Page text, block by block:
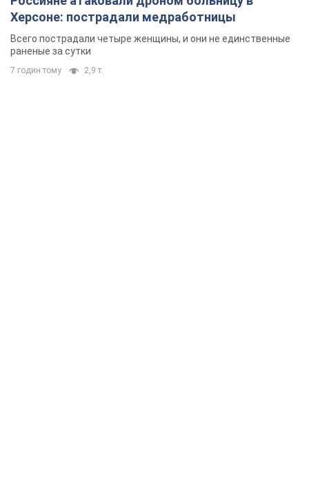
Херсоне: пострадали медработницы
Всего пострадали четыре женщины, и они не единственные
раненые за сутки
7 годин тому 2,9 т.